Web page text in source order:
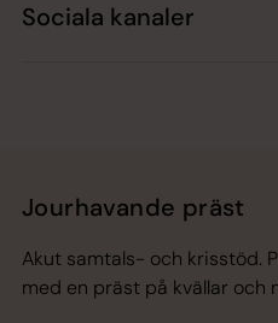
Sociala kanaler
Jourhavande präst
Akut samtals- och krisstöd.
med en präst på kvällar och